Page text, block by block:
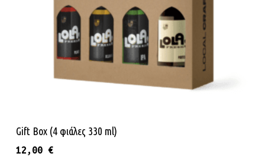
Προσθήκη Στο Καλάθι
Gift Box (4 φιάλες 330 ml)
12,00 €